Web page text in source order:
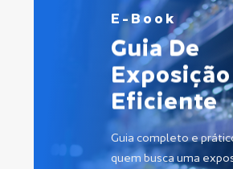
E-Book
GuiaDe
Exposição
Eficiente
Guia completo e
quem busca uma